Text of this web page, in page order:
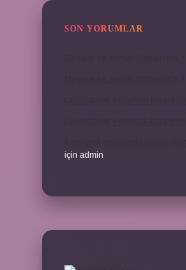
SON YORUMLAR
için admin